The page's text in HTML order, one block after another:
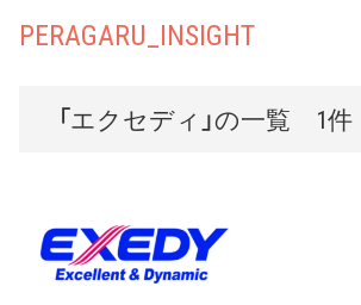
PERAGARU_INSIGHT
「エクセディ」の一覧 1件